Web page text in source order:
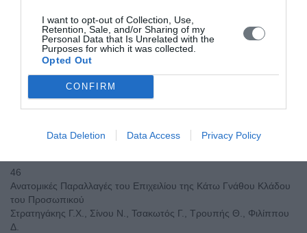
I want to opt-out of Collection, Use,
Retention, Sale, and/or Sharing of my
Personal Data that Is Unrelated with the
Purposes for which it was collected.
Opted Out
CONFIRM
Data Deletion Data Access Privacy Policy
Νεφρική Λειτουργία και Αρτηριακή Πίεση
Βογιατζάκης Ν., Διαμαντοπούλου Ε.
Προσωπικό Νεύρο και Παρωτίδα
Σπανού Θ., Μιχάλα Γ., Στάθη Κ.Μ., Σίνου Ν., Πιάγκου Μ.,
46
Ανατομικές Παραλλαγές του Επιχειλίου της Κάτω Γνάθου Κλάδου
του Προσωπικού
Στρατηγάκης Γ.Χ., Σίνου Ν., Τσακωτός Γ., Τρουπής Θ., Φιλίππου
Δ.